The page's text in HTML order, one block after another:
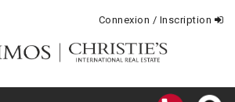
Connexion / Inscription